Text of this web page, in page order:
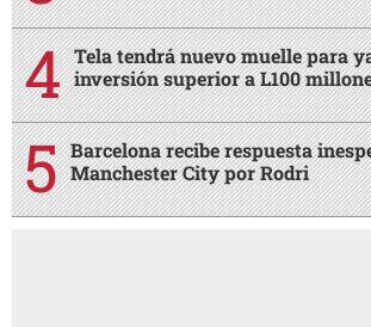
Tela tendrá nuevo muelle para
inversión superior a L100
Barcelona recibe respuesta
Manchester City por Rodri